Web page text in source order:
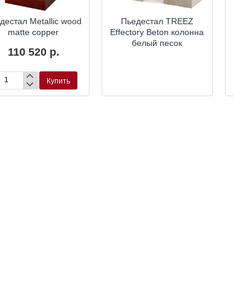
Metallic wood
matte copper
110 520 р.
Купить
Пьедестал TREEZ
Effectory Beton колонна
белый песок